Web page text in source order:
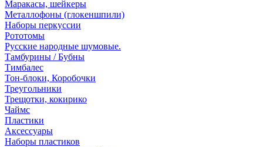
Маракасы, шейкеры
Металлофоны (глокеншпили)
Наборы перкуссии
Рототомы
Русские народные шумовые.
Тамбурины / Бубны
Тимбалес
Тон-блоки, Коробочки
Треугольники
Трещотки, кокирико
Чаймс
Пластики
Аксессуары
Наборы пластиков